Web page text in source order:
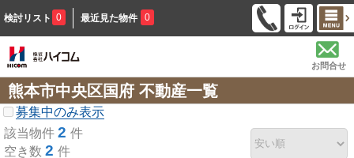
検討リスト 0 最近見た物件 0
お問合せ
熊本市中央区国府 不動産一覧
募集中のみ表示
該当物件 2 件
空き数 2 件